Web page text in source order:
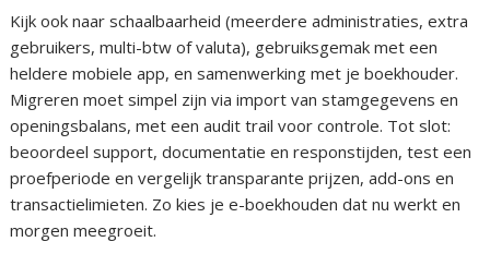
Kijk ook naar schaalbaarheid (meerdere administraties, extra
gebruikers, multi-btw of valuta), gebruiksgemak met een
heldere mobiele app, en samenwerking met je boekhouder.
Migreren moet simpel zijn via import van stamgegevens en
openingsbalans, met een audit trail voor controle. Tot slot:
beoordeel support, documentatie en responstijden, test een
proefperiode en vergelijk transparante prijzen, add-ons en
transactielimieten. Zo kies je e-boekhouden dat nu werkt en
morgen meegroeit.